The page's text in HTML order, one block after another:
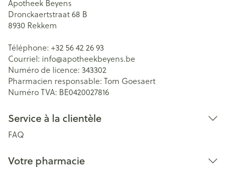
Apotheek Beyens
Dronckaertstraat 68 B
8930 Rekkem
Téléphone: +32 56 42 26 93
Courriel: info@apotheekbeyens.be
Numéro de licence: 343302
Pharmacien responsable: Tom Goesaert
Numéro TVA: BE0420027816
Service à la clientèle
FAQ
Votre pharmacie